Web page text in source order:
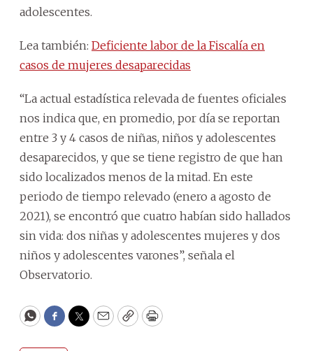
adolescentes.
Lea también: Deficiente labor de la Fiscalía en
casos de mujeres desaparecidas
“La actual estadística relevada de fuentes oficiales
nos indica que, en promedio, por día se reportan
entre 3 y 4 casos de niñas, niños y adolescentes
desaparecidos, y que se tiene registro de que han
sido localizados menos de la mitad. En este
periodo de tiempo relevado (enero a agosto de
2021), se encontró que cuatro habían sido hallados
sin vida: dos niñas y adolescentes mujeres y dos
niños y adolescentes varones”, señala el
Observatorio.
WhatsApp
Facebook
Twitter
EmailCopyPrint